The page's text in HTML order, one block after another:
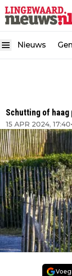
Nieuws
Schutting of haag
15 APR 2024, 17:40•